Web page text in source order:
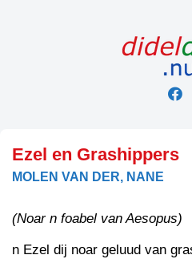
Ezel en Grashippers
MOLEN VAN DER, NANE
(Noar n foabel van Aesopus)
n Ezel dij noar geluud van